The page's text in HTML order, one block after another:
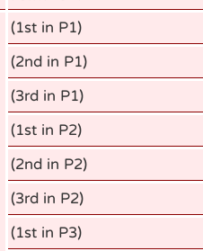
(1st in P1)
(2nd in P1)
(3rd in P1)
(1st in P2)
(2nd in P2)
(3rd in P2)
(1st in P3)